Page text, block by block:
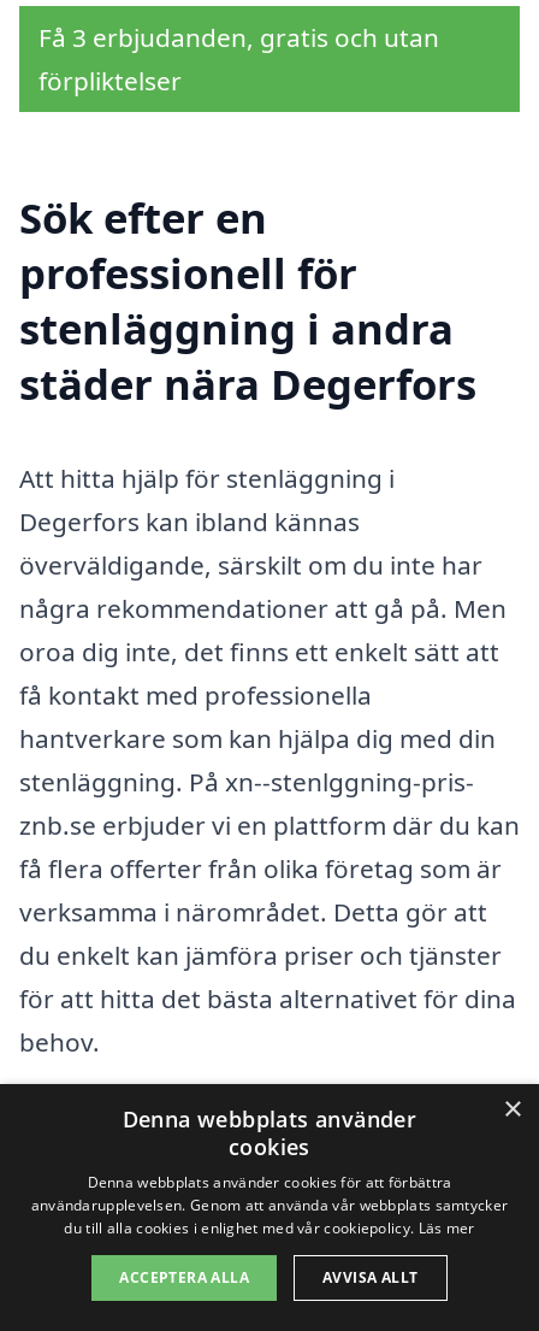
Få 3 erbjudanden, gratis och utan
förpliktelser
Sök efter en
professionell för
stenläggning i andra
städer nära Degerfors
Att hitta hjälp för stenläggning i
Degerfors kan ibland kännas
överväldigande, särskilt om du inte har
några rekommendationer att gå på. Men
oroa dig inte, det finns ett enkelt sätt att
få kontakt med professionella
hantverkare som kan hjälpa dig med din
stenläggning. På xn--stenlggning-pris-
znb.se erbjuder vi en plattform där du kan
få flera offerter från olika företag som är
verksamma i närområdet. Detta gör att
du enkelt kan jämföra priser och tjänster
för att hitta det bästa alternativet för dina
behov.
När du letar efter stenläggning kan det
vara bra att också överväga företag i
omkringliggande städer för att få en
bredare vy över vad som erbjuds. Här är
några städer nära Degerfors där du kan
×
Denna webbplats använder
cookies
Denna webbplats använder cookies för att förbättra
användarupplevelsen. Genom att använda vår webbplats samtycker
du till alla cookies i enlighet med vår cookiepolicy. Läs mer
ACCEPTERA ALLA AVVISA ALLT